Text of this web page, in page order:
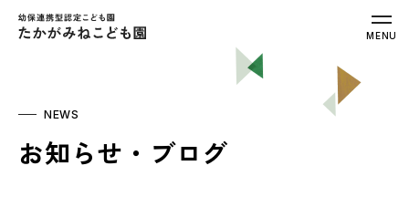
幼保連携型認定こども園 たかがみねこ
MENU
NEWS
お知らせ・ブログ